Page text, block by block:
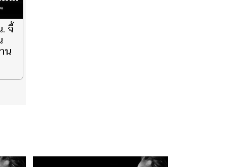
จี้
น